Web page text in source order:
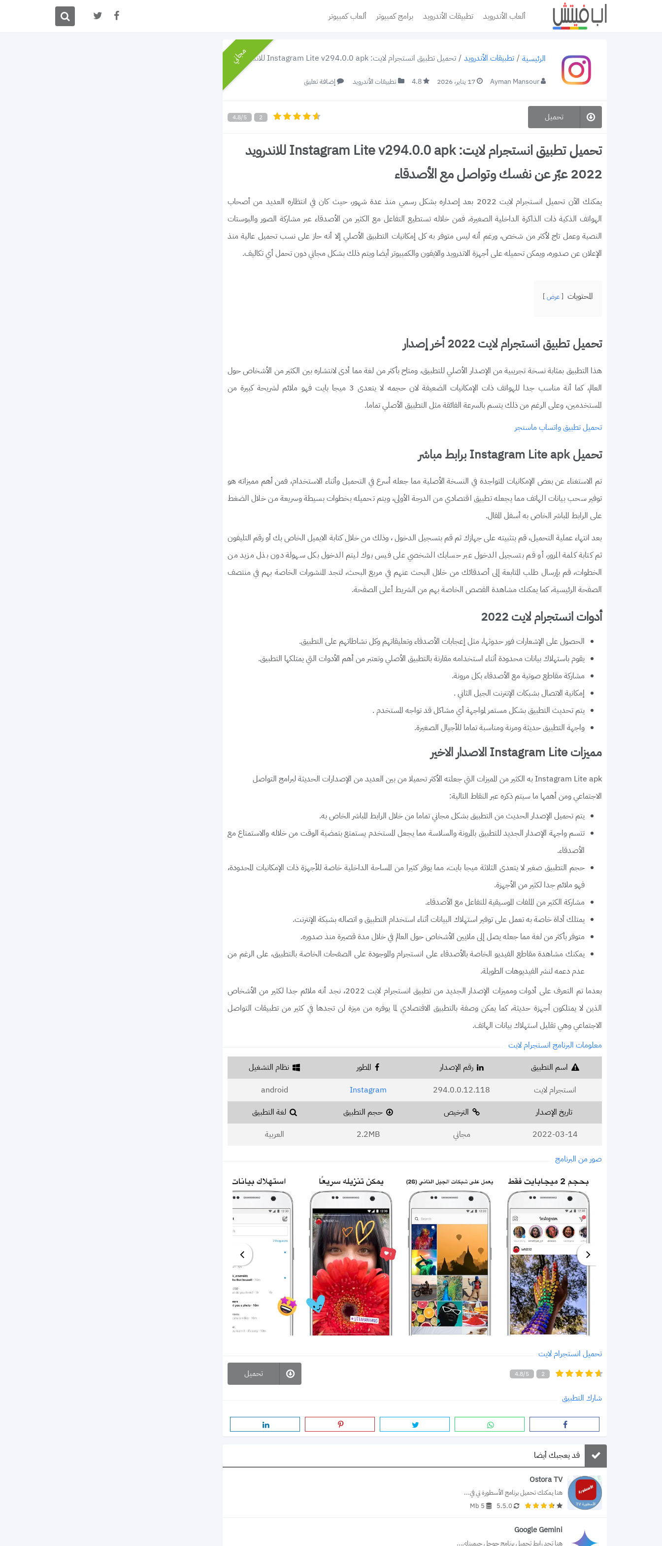
ألعاب الأندرويد تطبيقات الأندرويد برامج كمبيوتر ألعاب كمبيوتر
الرئيسية / تطبيقات الأندرويد / تحميل تطبيق انستجرام لايت: Instagram Lite v294.0.0 apk للاندرويد 2022 عبّر عن نفسك وتواصل مع الأصدقاء
Ayman Mansour 17 يناير، 2026 4.8 تطبيقات الأندرويد إضافة تعليق
مجاني
4.8/5 2 تحميل
تحميل تطبيق انستجرام لايت: Instagram Lite v294.0.0 apk للاندرويد
2022 عبّر عن نفسك وتواصل مع الأصدقاء
يمكنك الآن تحميل انستجرام لايت 2022 بعد إصداره بشكل رسمي منذ عدة شهور، حيث كان في انتظاره العديد من أصحاب
الهواتف الذكية ذات الذاكرة الداخلية الصغيرة، فمن خلاله تستطيع التفاعل مع الكثير من الأصدقاء عبر مشاركة الصور والبوستات
النصية وعمل تاج لأكثر من شخص، ورغم أنه ليس متوفر به كل إمكانيات التطبيق الأصلي إلا أنه حاز على نسب تحميل عالية منذ
الإعلان عن صدوره، ويمكن تحميله على أجهزة الاندرويد والايفون والكمبيوتر أيضا ويتم ذلك بشكل مجاني دون تحمل أي تكاليف.
المحتويات عرض
تحميل تطبيق انستجرام لايت 2022 أخر إصدار
هذا التطبيق بمثابة نسخة تجريبية من الإصدار الأصلي للتطبيق، ومتاح بأكثر من لغة مما أدى لانتشاره بين الكثير من الأشخاص حول
العالم، كما أنة مناسب جدا للهواتف ذات الإمكانيات الضعيفة لان حجمه لا يتعدى 3 ميجا بايت فهو ملائم لشريحة كبيرة من
المستخدمين، وعلى الرغم من ذلك يتسم بالسرعة الفائقة مثل التطبيق الأصلي تماما.
تحميل تطبيق واتساب ماسنجر
تحميل Instagram Lite apk برابط مباشر
تم الاستغناء عن بعض الإمكانيات المتواجدة في النسخة الأصلية مما جعله أسرع في التحميل وأثناء الاستخدام، فمن أهم مميزاته هو
توفير سحب بيانات الهاتف مما يجعله تطبيق اقتصادي من الدرجة الأولى، ويتم تحميله بخطوات بسيطة وسريعة من خلال الضغط
على الرابط المباشر الخاص به أسفل المقال.
بعد انتهاء عملية التحميل، قم بتثبيته على جهازك ثم قم بتسجيل الدخول ، وذلك من خلال كتابة الايميل الخاص بك أو رقم التليفون
ثم كتابة كلمة المرور، أو قم بتسجيل الدخول عبر حسابك الشخصي على فيس بوك ليتم الدخول بكل سهولة دون بذل مزيد من
الخطوات، قم بإرسال طلب المتابعة إلى أصدقائك من خلال البحث عنهم في مربع البحث، لتجد المنشورات الخاصة بهم في منتصف
الصفحة الرئيسية، كما يمكنك مشاهدة القصص الخاصة بهم من الشريط أعلى الصفحة.
أدوات انستجرام لايت 2022
الحصول على الإشعارات فور حدوثها، مثل إعجابات الأصدقاء وتعليقاتهم وكل نشاطاتهم على التطبيق.
يقوم باستهلاك بيانات محدودة أثناء استخدامه مقارنة بالتطبيق الأصلي وتعتبر من أهم الأدوات التي يمتلكها التطبيق.
مشاركة مقاطع صوتية مع الأصدقاء بكل مرونة.
إمكانية الاتصال بشبكات الإنترنت الجيل الثاني .
يتم تحديث التطبيق بشكل مستمر لمواجهة أي مشاكل قد تواجه المستخدم .
واجهة التطبيق حديثة ومرنة ومناسبة تماما للأجيال الصغيرة.
مميزات Instagram Lite الاصدار الاخير
Instagram Lite apk به الكثير من المميزات التي جعلته الأكثر تحميلا من بين العديد من الإصدارات الحديثة لبرامج التواصل
الاجتماعي ومن أهمها ما سيتم ذكره عبر النقاط التالية:
يتم تحميل الإصدار الحديث من التطبيق بشكل مجاني تماما من خلال الرابط المباشر الخاص به.
تتسم واجهة الإصدار الجديد للتطبيق بالمرونة والسلاسة مما يجعل المستخدم يستمتع بتمضية الوقت من خلاله والاستمتاع مع
الأصدقاء.
حجم التطبيق صغير لا يتعدى الثلاثة ميجا بايت، مما يوفر كثيرا من المساحة الداخلية خاصة للأجهزة ذات الإمكانيات المحدودة،
فهو ملائم جدا لكثير من الأجهزة.
مشاركة الكثير من الملفات الموسيقية للتفاعل مع الأصدقاء.
يمتلك أداة خاصة به تعمل على توفير استهلاك البيانات أثناء استخدام التطبيق و اتصاله بشبكة الإنترنت.
متوفر بأكثر من لغة مما جعله يصل إلى ملايين الأشخاص حول العالم في خلال مدة قصيرة منذ صدوره.
يمكنك مشاهدة مقاطع الفيديو الخاصة بالأصدقاء على انستجرام والموجودة على الصفحات الخاصة بالتطبيق، على الرغم من
عدم دعمه لنشر الفيديوهات الطويلة.
بعدما تم التعرف على أدوات ومميزات الإصدار الجديد من تطبيق انستجرام لايت 2022، نجد أنه ملائم جدا لكثير من الأشخاص
الذين لا يمتلكون أجهزة حديثة، كما يمكن وصفة بالتطبيق الاقتصادي لما يوفره من ميزة لن تجدها في كثير من تطبيقات التواصل
الاجتماعي وهي تقليل استهلاك بيانات الهاتف.
معلومات البرنامج انستجرام لايت
اسم التطبيق
انستجرام لايت
رقم الإصدار
294.0.0.12.118
المطور
Instagram
نظام التشغيل
android
تاريخ الإصدار
2022-03-14
الترخيص
مجاني
حجم التطبيق
2.2MB
لغة التطبيق
العربية
صور من البرنامج
تحميل انستجرام لايت
4.8/5 2 تحميل
شارك التطبيق
قد يعجبك أيضا
Ostora TV
هنا يمكنك تحميل برنامج الأسطورة تي في...
5.5.0
5 Mb
Google Gemini
هنا تجد رابط تحميل برنامج جوجل جيميناي...